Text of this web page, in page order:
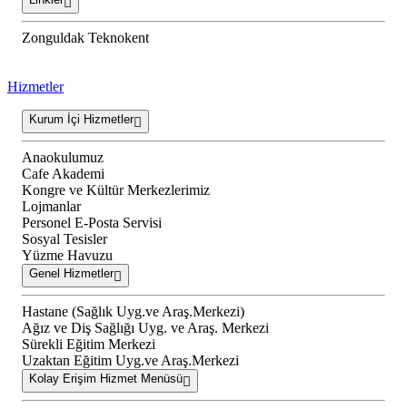
Zonguldak Teknokent
Hizmetler
Kurum İçi Hizmetler
Anaokulumuz
Cafe Akademi
Kongre ve Kültür Merkezlerimiz
Lojmanlar
Personel E-Posta Servisi
Sosyal Tesisler
Yüzme Havuzu
Genel Hizmetler
Hastane (Sağlık Uyg.ve Araş.Merkezi)
Ağız ve Diş Sağlığı Uyg. ve Araş. Merkezi
Sürekli Eğitim Merkezi
Uzaktan Eğitim Uyg.ve Araş.Merkezi
Kolay Erişim Hizmet Menüsü